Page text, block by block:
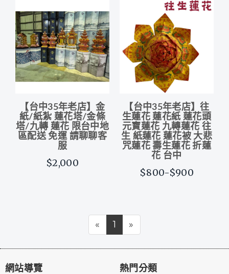
【台中35年老店】金
紙/紙紮 蓮花塔/金條
塔/九轉 蓮花 限台中地
區配送 免運 請聊聊客
服
$2,000
【台中35年老店】往
生蓮花 蓮花紙 蓮花頭
元寶蓮花 九轉蓮花 往
生 紙蓮花 蓮花被 大悲
咒蓮花 壽生蓮花 折蓮
花 台中
$800-$900
« 1 »
網站導覽 熱門分類